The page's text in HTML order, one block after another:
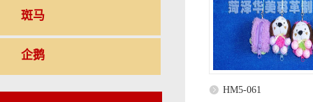
斑马
企鹅
HM5-061